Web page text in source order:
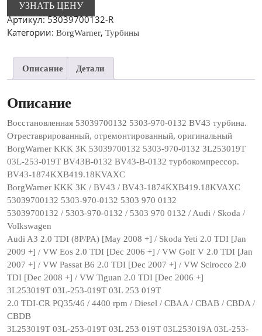
УЗНАТЬ ЦЕНУ
Артикул:53039700132-R
Категории: BorgWarner, Турбины
Описание Детали
Описание
Восстановленная 53039700132 5303-970-0132 BV43 турбина.
Отреставрированный, отремонтированный, оригинальный
BorgWarner KKK 3K 53039700132 5303-970-0132 3L253019T
03L-253-019T BV43B-0132 BV43-B-0132 турбокомпрессор.
BV43-1874KXB419.18KVAXC
BorgWarner KKK 3K / BV43 / BV43-1874KXB419.18KVAXC
53039700132 5303-970-0132 5303 970 0132
53039700132 / 5303-970-0132 / 5303 970 0132 / Audi / Skoda /
Volkswagen
Audi A3 2.0 TDI (8P/PA) [May 2008 +] / Skoda Yeti 2.0 TDI [Jan
2009 +] / VW Eos 2.0 TDI [Dec 2006 +] / VW Golf V 2.0 TDI [Jan
2007 +] / VW Passat B6 2.0 TDI [Dec 2007 +] / VW Scirocco 2.0
TDI [Dec 2008 +] / VW Tiguan 2.0 TDI [Dec 2006 +]
3L253019T 03L-253-019T 03L 253 019T
2.0 TDI-CR PQ35/46 / 4400 rpm / Diesel / CBAA / CBAB / CBDA /
CBDB
3L253019T 03L-253-019T 03L 253 019T 03L253019A 03L-253-